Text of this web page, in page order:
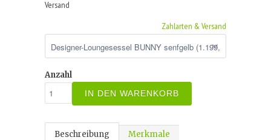
Versand
Zahlarten & Versand
Anzahl
IN DEN WARENKORB
Beschreibung
Merkmale